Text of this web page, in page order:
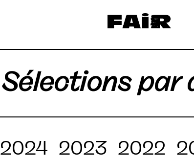
Sélections par
2024 2023 2022